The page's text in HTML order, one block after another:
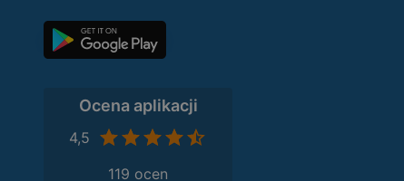
Ocena aplikacji
4,5
119 ocen